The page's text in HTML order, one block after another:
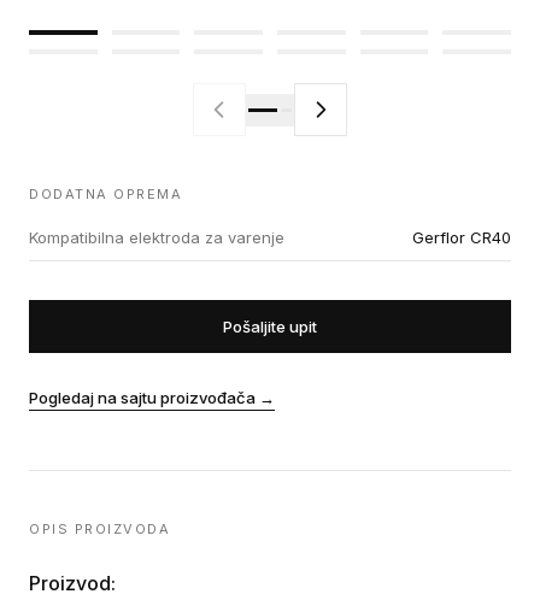
DODATNA OPREMA
Kompatibilna elektroda za varenje Gerflor CR40
Pošaljite upit
Pogledaj na sajtu proizvođača →
OPIS PROIZVODA
Proizvod: